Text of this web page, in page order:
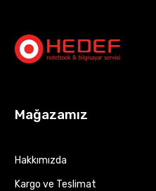
Mağazamız
Hakkımızda
Kargo ve Teslimat